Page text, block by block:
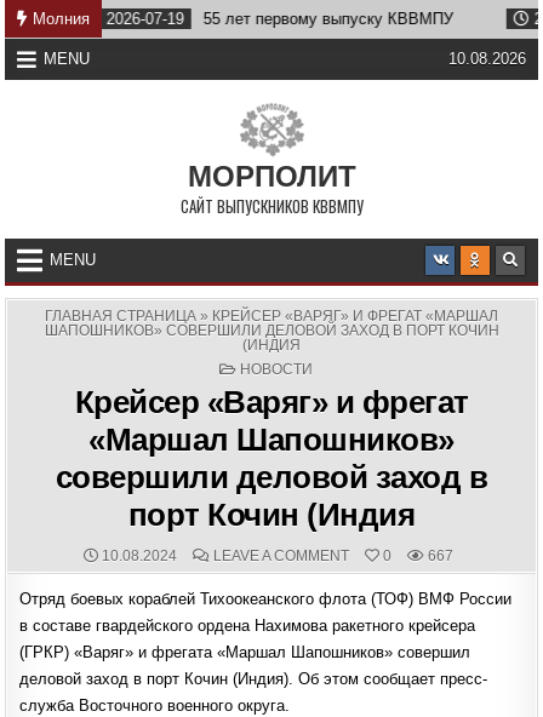
Skip
to
content
Молния
2026-07-19 55 лет первому выпуску КВВМПУ 2026-07-
MENU 10.08.2026
МОРПОЛИТ
САЙТ ВЫПУСКНИКОВ КВВМПУ
MENU
ГЛАВНАЯ СТРАНИЦА » КРЕЙСЕР «ВАРЯГ» И ФРЕГАТ «МАРШАЛ
ШАПОШНИКОВ» СОВЕРШИЛИ ДЕЛОВОЙ ЗАХОД В ПОРТ КОЧИН
(ИНДИЯ
POSTED
НОВОСТИ
Крейсер «Варяг» и фрегат
«Маршал Шапошников»
совершили деловой заход в
порт Кочин (Индия
PUBLISHED
DATE:
10.08.2024 COMMENTS:
LEAVE A COMMENTON
КРЕЙСЕР
И
ФРЕГАТ
«МАРШАЛ
СОВЕРШИЛИ
ДЕЛОВОЙ
ЗАХОД
0 667
Отряд боевых кораблей Тихоокеанского флота (ТОФ) ВМФ России
в составе гвардейского ордена Нахимова ракетного крейсера
(ГРКР) «Варяг» и фрегата «Маршал Шапошников» совершил
деловой заход в порт Кочин (Индия). Об этом сообщает пресс-
служба Восточного военного округа.